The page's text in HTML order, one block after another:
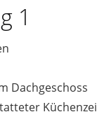
1
Dachgeschoss